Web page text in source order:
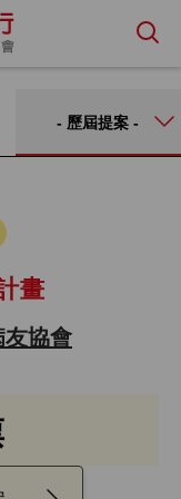
- 歷屆提案 -
畫
協會